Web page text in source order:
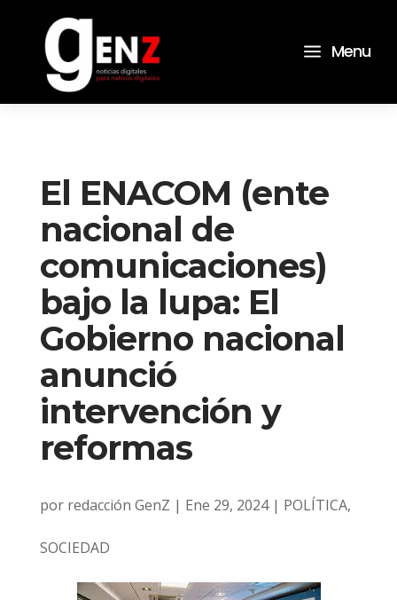
a Menu
El ENACOM (ente
nacional de
comunicaciones)
bajo la lupa: El
Gobierno nacional
anunció
intervención y
reformas
por redacción GenZ | Ene 29, 2024| POLÍTICA,
SOCIEDAD